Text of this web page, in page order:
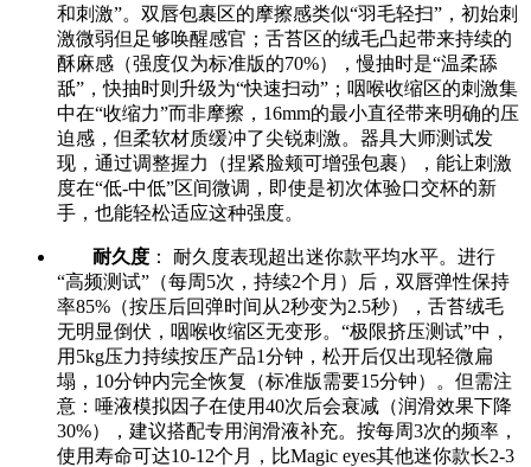
和刺激”。双唇包裹区的摩擦感类似“羽毛轻扫”，初始刺
激微弱但足够唤醒感官；舌苔区的绒毛凸起带来持续的
酥麻感（强度仅为标准版的70%），慢抽时是“温柔舔
舐”，快抽时则升级为“快速扫动”；咽喉收缩区的刺激集
中在“收缩力”而非摩擦，16mm的最小直径带来明确的压
迫感，但柔软材质缓冲了尖锐刺激。器具大师测试发
现，通过调整握力（捏紧脸颊可增强包裹），能让刺激
度在“低-中低”区间微调，即使是初次体验口交杯的新
手，也能轻松适应这种强度。
耐久度 ： 耐久度表现超出迷你款平均水平。进行
“高频测试”（每周5次，持续2个月）后，双唇弹性保持
率85%（按压后回弹时间从2秒变为2.5秒），舌苔绒毛
无明显倒伏，咽喉收缩区无变形。“极限挤压测试”中，
用5kg压力持续按压产品1分钟，松开后仅出现轻微扁
塌，10分钟内完全恢复（标准版需要15分钟）。但需注
意：唾液模拟因子在使用40次后会衰减（润滑效果下降
30%），建议搭配专用润滑液补充。按每周3次的频率，
使用寿命可达10-12个月，比Magic eyes其他迷你款长2-3